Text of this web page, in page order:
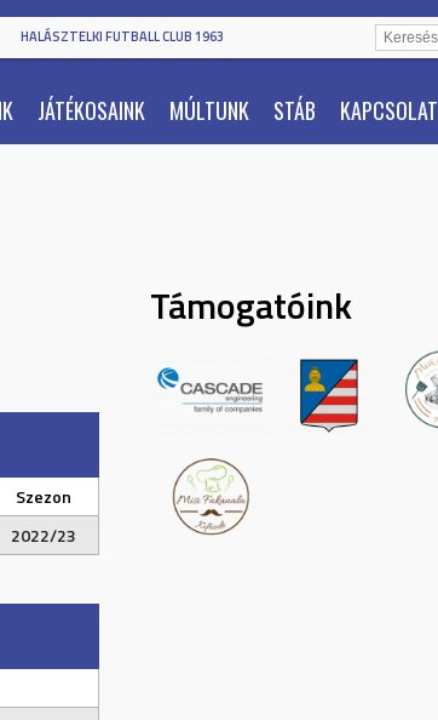
HALÁSZTELKI FUTBALL CLUB 1963
JÁTÉKOSAINK MÚLTUNK STÁB KAPCSOLAT
Szezon
2022/23
Támogatóink